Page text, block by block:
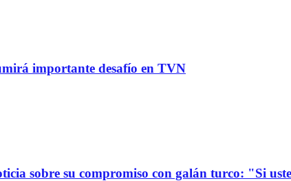
importante desafío en TVN
sobre su compromiso con galán turco: "Si